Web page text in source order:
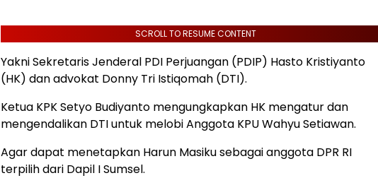
SCROLL TO RESUME CONTENT
Yakni Sekretaris Jenderal PDI Perjuangan (PDIP) Hasto Kristiyanto
(HK) dan advokat Donny Tri Istiqomah (DTI).
Ketua KPK Setyo Budiyanto mengungkapkan HK mengatur dan
mengendalikan DTI untuk melobi Anggota KPU Wahyu Setiawan.
Agar dapat menetapkan Harun Masiku sebagai anggota DPR RI
terpilih dari Dapil I Sumsel.